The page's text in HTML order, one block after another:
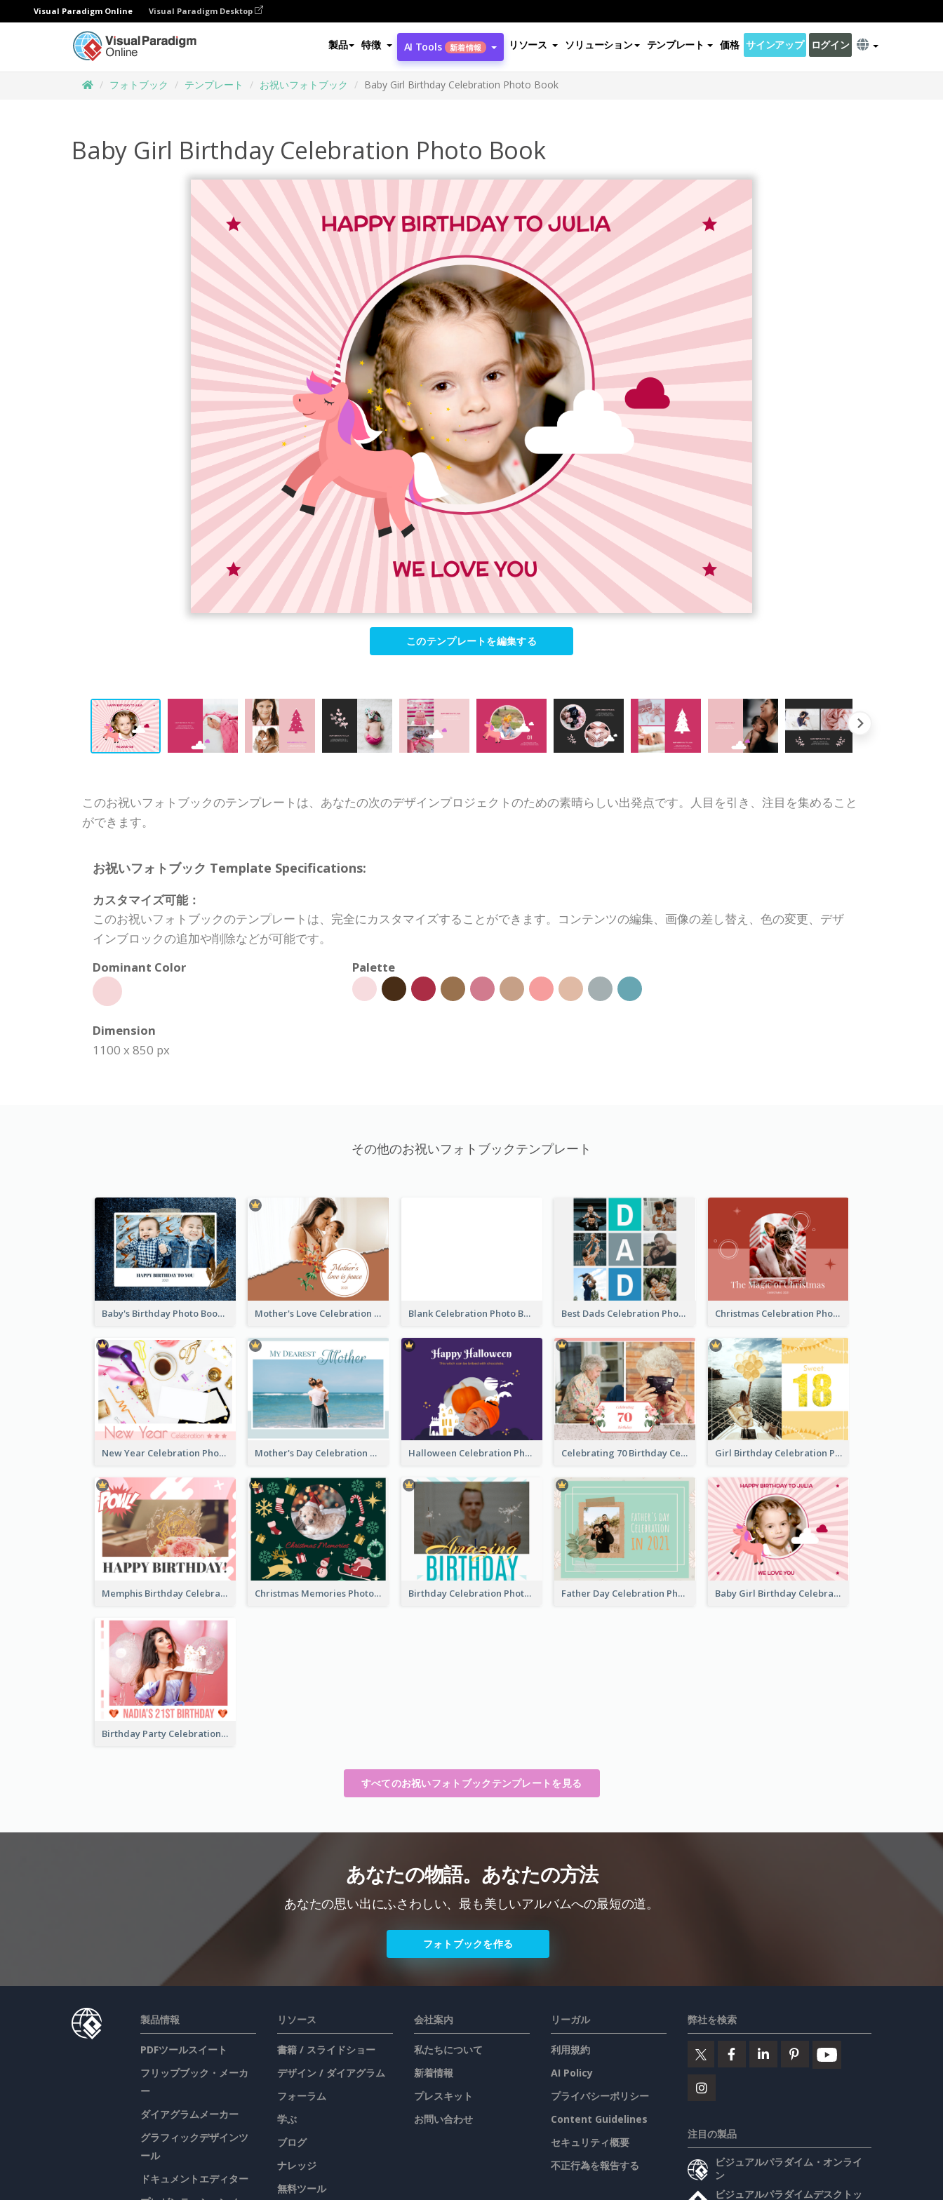
Visual Paradigm Online Visual Paradigm Desktop
製品 特徴 AI Tools 新着情報 リソース ソリューション テンプレート 価格 サインアップ ログイン
フォトブック テンプレート お祝いフォトブック Baby Girl Birthday Celebration Photo Book
Baby Girl Birthday Celebration Photo Book
このテンプレートを編集する
このお祝いフォトブックのテンプレートは、あなたの次のデザインプロジェクトのための素晴らしい出発点です。人目を引き、注目を集めること
ができます。
お祝いフォトブック Template Specifications:
カスタマイズ可能：
このお祝いフォトブックのテンプレートは、完全にカスタマイズすることができます。コンテンツの編集、画像の差し替え、色の変更、デザ
インブロックの追加や削除などが可能です。
Dominant Color
Palette
Dimension
1100 x 850 px
その他のお祝いフォトブックテンプレート
Baby's Birthday Photo Book Mother's Love Celebration Photo Book Blank Celebration Photo Book Best Dads Celebration Photo Book Christmas Celebration Photo Book
New Year Celebration Photo Book Mother's Day Celebration Photo Book Halloween Celebration Photo Book Celebrating 70 Birthday Celebration Photo Book Girl Birthday Celebration Photo Book
Memphis Birthday Celebration Photo Book Christmas Memories Photo Book Birthday Celebration Photo Book Father Day Celebration Photo Book With Quotes Baby Girl Birthday Celebration Photo Book
Birthday Party Celebration Photo Book
すべてのお祝いフォトブックテンプレートを見る
あなたの物語。あなたの方法
あなたの思い出にふさわしい、最も美しいアルバムへの最短の道。
フォトブックを作る
製品情報
PDFツールスイート
フリップブック・メーカ
ー
ダイアグラムメーカー
グラフィックデザインツ
ール
ドキュメントエディター
リソース
書籍 / スライドショー
デザイン / ダイアグラム
フォーラム
学ぶ
ブログ
ナレッジ
無料ツール
会社案内
私たちについて
新着情報
プレスキット
お問い合わせ
リーガル
利用規約
AI Policy
プライバシーポリシー
Content Guidelines
セキュリティ概要
不正行為を報告する
弊社を検索
注目の製品
ビジュアルパラダイム・オンライ
ン
ビジュアルパラダイムデスクトッ